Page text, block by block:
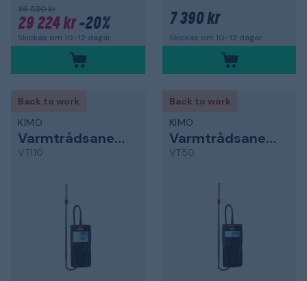
36 530 kr
29 224 kr-20%
Skickas om 10-12 dagar
7 390 kr
Skickas om 10-12 dagar
Back to work
KIMO
Varmtrådsanemometer
VT110
Back to work
KIMO
Varmtrådsanemometer
VT50